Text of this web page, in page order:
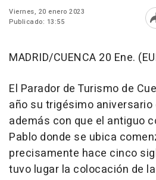
Viernes, 20 enero 2023
Publicado: 13:55
MADRID/CUENCA 20 Ene.
El Parador de Turismo de
año su trigésimo
además con que el antiguo
Pablo donde se ubica
precisamente hace cinco
tuvo lugar la colocación de